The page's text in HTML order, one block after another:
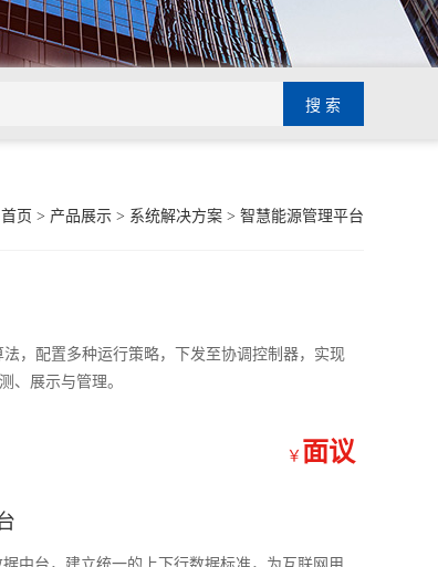
首页 > 产品展示> 系统解决方案> 智慧能源管理平台
，配置多种运行策略，下发至协调控制器，实现
、展示与管理。
￥ 面议